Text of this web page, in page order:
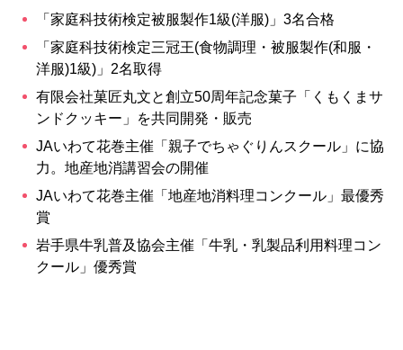
「家庭科技術検定被服製作1級(洋服)」3名合格
「家庭科技術検定三冠王(食物調理・被服製作(和服・
洋服)1級)」2名取得
有限会社菓匠丸文と創立50周年記念菓子「くもくまサ
ンドクッキー」を共同開発・販売
JAいわて花巻主催「親子でちゃぐりんスクール」に協
力。地産地消講習会の開催
JAいわて花巻主催「地産地消料理コンクール」最優秀
賞
岩手県牛乳普及協会主催「牛乳・乳製品利用料理コン
クール」優秀賞